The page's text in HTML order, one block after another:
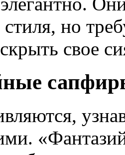
стиля, но
свое